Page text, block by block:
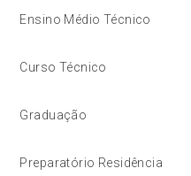
Ensino Médio Técnico
Curso Técnico
Graduação
Preparatório Residência